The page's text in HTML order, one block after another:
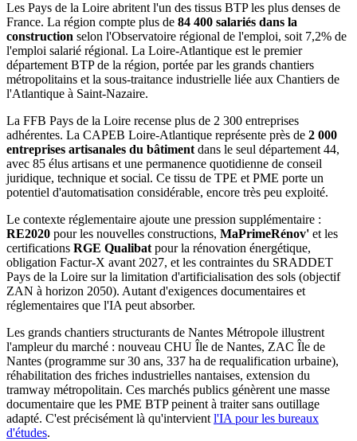
Les Pays de la Loire abritent l'un des tissus BTP les plus denses de
France. La région compte plus de 84 400 salariés dans la
construction selon l'Observatoire régional de l'emploi, soit 7,2% de
l'emploi salarié régional. La Loire-Atlantique est le premier
département BTP de la région, portée par les grands chantiers
métropolitains et la sous-traitance industrielle liée aux Chantiers de
l'Atlantique à Saint-Nazaire.
La FFB Pays de la Loire recense plus de 2 300 entreprises
adhérentes. La CAPEB Loire-Atlantique représente près de 2 000
entreprises artisanales du bâtiment dans le seul département 44,
avec 85 élus artisans et une permanence quotidienne de conseil
juridique, technique et social. Ce tissu de TPE et PME porte un
potentiel d'automatisation considérable, encore très peu exploité.
Le contexte réglementaire ajoute une pression supplémentaire :
RE2020 pour les nouvelles constructions, MaPrimeRénov' et les
certifications RGE Qualibat pour la rénovation énergétique,
obligation Factur-X avant 2027, et les contraintes du SRADDET
Pays de la Loire sur la limitation d'artificialisation des sols (objectif
ZAN à horizon 2050). Autant d'exigences documentaires et
réglementaires que l'IA peut absorber.
Les grands chantiers structurants de Nantes Métropole illustrent
l'ampleur du marché : nouveau CHU Île de Nantes, ZAC Île de
Nantes (programme sur 30 ans, 337 ha de requalification urbaine),
réhabilitation des friches industrielles nantaises, extension du
tramway métropolitain. Ces marchés publics génèrent une masse
documentaire que les PME BTP peinent à traiter sans outillage
adapté. C'est précisément là qu'intervient l'IA pour les bureaux
d'études.